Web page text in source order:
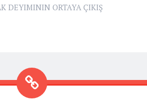
DEYIMININ ORTAYA ÇIKIŞ